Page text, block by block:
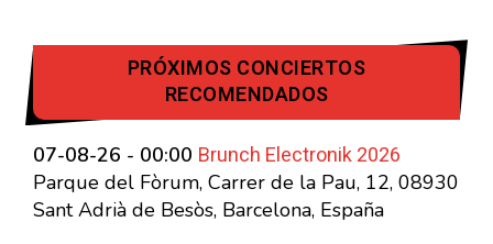
PRÓXIMOS CONCIERTOS
RECOMENDADOS
07-08-26 - 00:00 Brunch Electronik 2026
Parque del Fòrum, Carrer de la Pau, 12, 08930
Sant Adrià de Besòs, Barcelona, España